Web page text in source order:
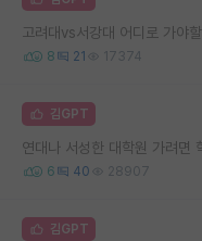
고려대vs서강대 어디로 가야
8 21 17374
김GPT
연대나 서성한 대학원 가려면
6 40 28907
김GPT